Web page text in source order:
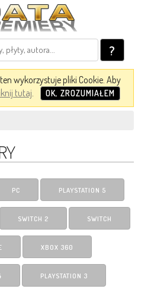
?
wykorzystuje pliki Cookie. Aby
tutaj. OK, ZROZUMIAŁEM
PC PLAYSTATION 5
SWITCH 2 SWITCH
XBOX 360
PLAYSTATION 3